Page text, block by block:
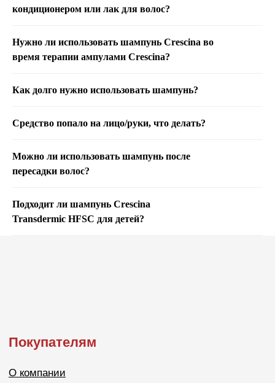
кондиционером или лак для волос?
Нужно ли использовать шампунь Crescina во
время терапии ампулами Crescina?
Как долго нужно использовать шампунь?
Средство попало на лицо/руки, что делать?
Можно ли использовать шампунь после
пересадки волос?
Подходит ли шампунь Crescina
Transdermic HFSC для детей?